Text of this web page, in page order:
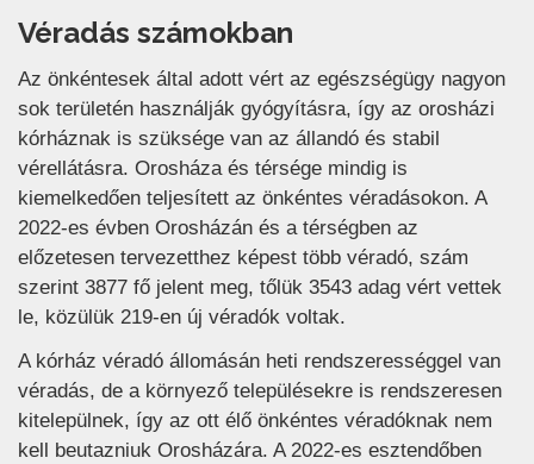
Véradás számokban
Az önkéntesek által adott vért az egészségügy nagyon
sok területén használják gyógyításra, így az orosházi
kórháznak is szüksége van az állandó és stabil
vérellátásra. Orosháza és térsége mindig is
kiemelkedően teljesített az önkéntes véradásokon. A
2022-es évben Orosházán és a térségben az
előzetesen tervezetthez képest több véradó, szám
szerint 3877 fő jelent meg, tőlük 3543 adag vért vettek
le, közülük 219-en új véradók voltak.
A kórház véradó állomásán heti rendszerességgel van
véradás, de a környező településekre is rendszeresen
kitelepülnek, így az ott élő önkéntes véradóknak nem
kell beutazniuk Orosházára. A 2022-es esztendőben